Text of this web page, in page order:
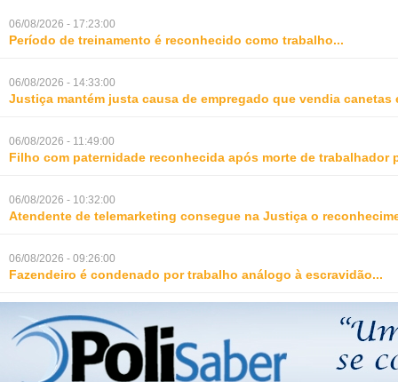
06/08/2026 - 17:23:00
Período de treinamento é reconhecido como trabalho...
06/08/2026 - 14:33:00
Justiça mantém justa causa de empregado que vendia canetas
06/08/2026 - 11:49:00
Filho com paternidade reconhecida após morte de trabalhador
06/08/2026 - 10:32:00
Atendente de telemarketing consegue na Justiça o
06/08/2026 - 09:26:00
Fazendeiro é condenado por trabalho análogo à escravidão...